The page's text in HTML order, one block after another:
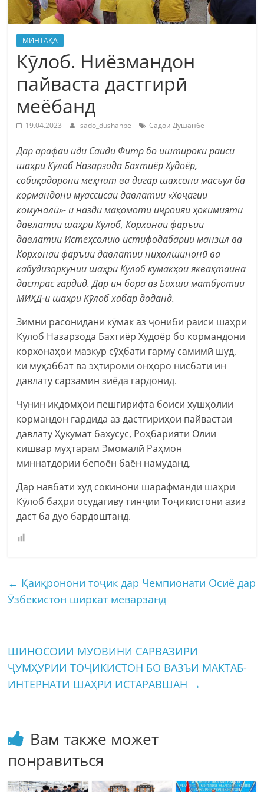
МИНТАҚА
Кӯлоб. Ниёзмандон
пайваста дастгирӣ
меёбанд
19.04.2023 sado_dushanbe Садои Душанбе
Дар арафаи иди Саиди Фитр бо иштироки раиси
шаҳри Кӯлоб Назарзода Бахтиёр Худоёр,
собиқадорони меҳнат ва дигар шахсони масъул ба
кормандони муассисаи давлатии «Хоҷагии
комуналӣ»- и назди мақомоти иҷроияи ҳокимияти
давлатии шаҳри Кӯлоб, Корхонаи фаръии
давлатии Истеҳсолию истифодабарии манзил ва
Корхонаи фаръии давлатии ниҳолшинонӣ ва
кабудизоркунии шаҳри Кӯлоб кумакҳои яквақтаина
дастрас гардид. Дар ин бора аз Бахши матбуотии
МИҲД-и шаҳри Кӯлоб хабар доданд.
Зимни расонидани кӯмак аз ҷониби раиси шаҳри
Кӯлоб Назарзода Бахтиёр Худоёр бо кормандони
корхонаҳои мазкур сӯҳбати гарму самимӣ шуд,
ки муҳаббат ва эҳтироми онҳоро нисбати ин
давлату сарзамин зиёда гардонид.
Чунин иқдомҳои пешгирифта боиси хушҳолии
кормандон гардида аз дастгириҳои пайвастаи
давлату Ҳукумат бахусус, Роҳбарияти Олии
кишвар муҳтарам Эмомалӣ Раҳмон
миннатдории бепоён баён намуданд.
Дар навбати худ сокинони шарафманди шаҳри
Кӯлоб баҳри осудагиву тинҷии Тоҷикистони азиз
даст ба дуо бардоштанд.
← Қаиқронони тоҷик дар Чемпионати Осиё дар
Ӯзбекистон ширкат меварзанд
ШИНОСОИИ МУОВИНИ САРВАЗИРИ
ҶУМҲУРИИ ТОҶИКИСТОН БО ВАЗЪИ МАКТАБ-
ИНТЕРНАТИ ШАҲРИ ИСТАРАВШАН →
Вам также может
понравиться